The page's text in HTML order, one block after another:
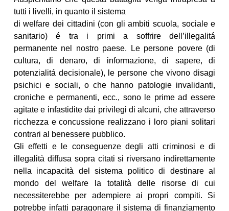
tutti i livelli, in quanto il sistema
di welfare dei cittadini (con gli ambiti scuola, sociale e
sanitario) é tra i primi a soffrire dell’illegalitá
permanente nel nostro paese. Le persone povere (di
cultura, di denaro, di informazione, di sapere, di
potenzialitá decisionale), le persone che vivono disagi
psichici e sociali, o che hanno patologie invalidanti,
croniche e permanenti, ecc., sono le prime ad essere
agitate e infastidite dai privilegi di alcuni, che attraverso
ricchezza e concussione realizzano i loro piani solitari
contrari al benessere pubblico.
Gli effetti e le conseguenze degli atti criminosi e di
illegalità diffusa sopra citati si riversano indirettamente
nella incapacità del sistema politico di destinare al
mondo del welfare la totalità delle risorse di cui
necessiterebbe per adempiere ai propri compiti. Si
potrebbe infatti paragonare il sistema di finanziamento